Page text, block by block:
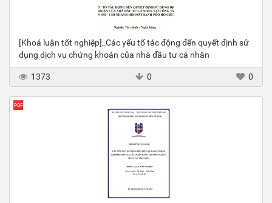
[Khoá luận tốt nghiệp]_Các yếu tố tác động đến quyết định sử
dụng dịch vụ chứng khoán của nhà đầu tư cá nhân
1373 0 0